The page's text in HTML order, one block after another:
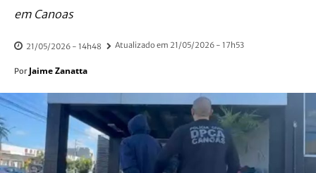
em Canoas
21/05/2026 - 14h48 Atualizado em 21/05/2026 - 17h53
Por Jaime Zanatta